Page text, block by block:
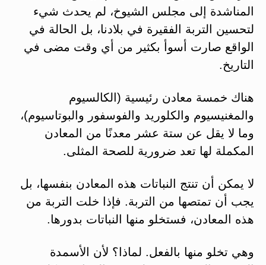
المناشدة إلى مجلس الشيوخ، لم يحدث شيء
لتحسين التربة الفقيرة في بلادنا، بل الحالة في
الواقع صارت أسوأ بكثير من أي وقت مضى في
التاريخ.
هناك خمسة معادن رئيسية (الكالسيوم
والمغنيسيوم والكلوريد والفوسفور والبوتاسيوم)،
وما لا يقل عن ستة عشر معدنًا من المعادن
المكملة لها تعد ضرورية للصحة المثلى.
لا يمكن أن تنتج النباتات هذه المعادن بنفسها، بل
يجب أن تمتصها من التربة. فإذا خلت التربة من
هذه المعادن، فستخلو منها النباتات بدورها.
وهي تخلو منها بالفعل. لماذا؟ لأن الأسمدة